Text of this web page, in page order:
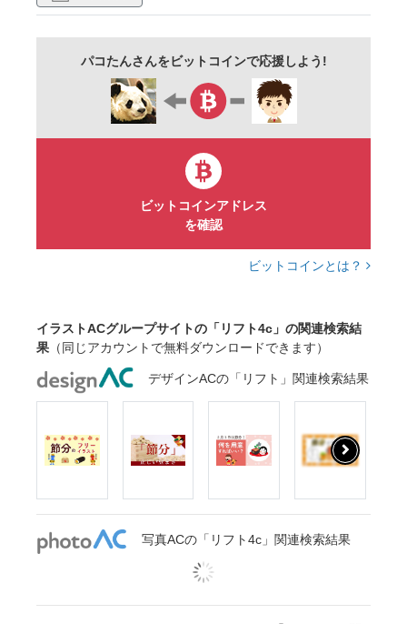
パコたんさんをビットコインで応援しよう!
ビットコインアドレス
を確認
ビットコインとは？
イラストACグループサイトの「リフト4c」の関連検索結
果 （同じアカウントで無料ダウンロードできます）
デザインACの「リフト」関連検索結果
写真ACの「リフト4c」関連検索結果